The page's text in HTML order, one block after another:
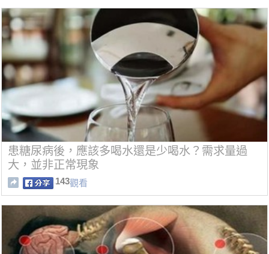
患糖尿病後，應該多喝水還是少喝水？需求量過
大，並非正常現象
143觀看